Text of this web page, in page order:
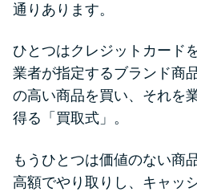
通りあります。
ひとつはクレジットカード
業者が指定するブランド商
の高い商品を買い、それを
得る「買取式」。
もうひとつは価値のない商
高額でやり取りし、キャッ